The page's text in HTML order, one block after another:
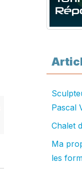
Pascal
Chalet
Ma
les